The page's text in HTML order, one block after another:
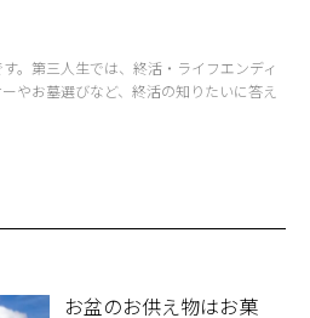
。第三人生では、終活・ライフエンディ
やお墓選びなど、終活の知りたいに答え
お盆のお供え物はお菓